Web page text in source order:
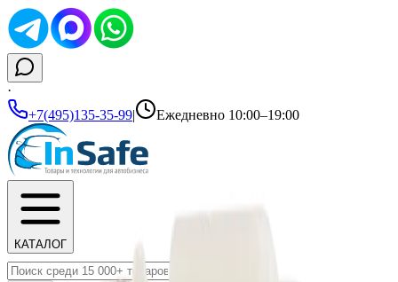
·
+7(495)135-35-99| Ежедневно 10:00–19:00
КАТАЛОГ